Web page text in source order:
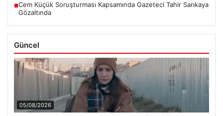
■Cem Küçük Soruşturması Kapsamında Gazeteci Tahir Sarıkaya
Gözaltında
Güncel
05/08/2026